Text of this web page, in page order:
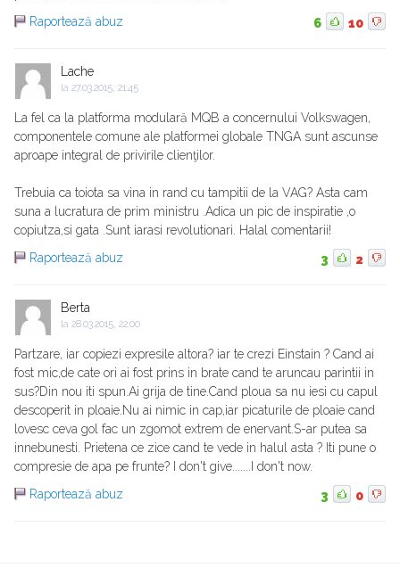
Raportează abuz
6 10
Lache
la 27.03.2015, 21:45
La fel ca la platforma modulară MQB a concernului Volkswagen,
componentele comune ale platformei globale TNGA sunt ascunse
aproape integral de privirile clienţilor.
Trebuia ca toiota sa vina in rand cu tampitii de la VAG? Asta cam
suna a lucratura de prim ministru .Adica un pic de inspiratie ,o
copiutza,si gata .Sunt iarasi revolutionari. Halal comentarii!
Raportează abuz
3 2
Berta
la 28.03.2015, 22:00
Partzare, iar copiezi expresile altora? iar te crezi Einstain ? Cand ai
fost mic,de cate ori ai fost prins in brate cand te aruncau parintii in
sus?Din nou iti spun.Ai grija de tine.Cand ploua sa nu iesi cu capul
descoperit in ploaie.Nu ai nimic in cap,iar picaturile de ploaie cand
lovesc ceva gol fac un zgomot extrem de enervant.S-ar putea sa
innebunesti. Prietena ce zice cand te vede in halul asta ? Iti pune o
compresie de apa pe frunte? I don't give.......I don't now.
Raportează abuz
3 0